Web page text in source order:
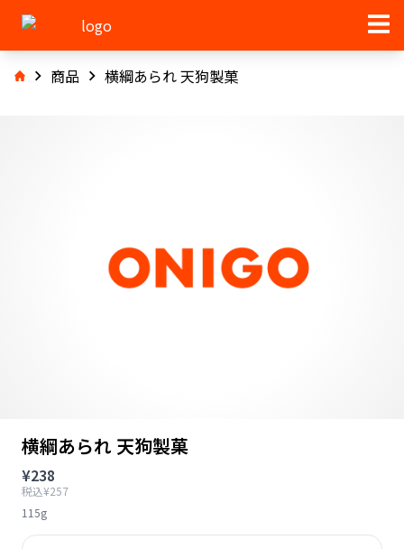
商品 横綱あられ 天狗製菓
横綱あられ 天狗製菓
¥238
税込¥257
115g